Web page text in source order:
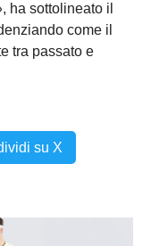
ha sottolineato il
come il
tra passato e
su X